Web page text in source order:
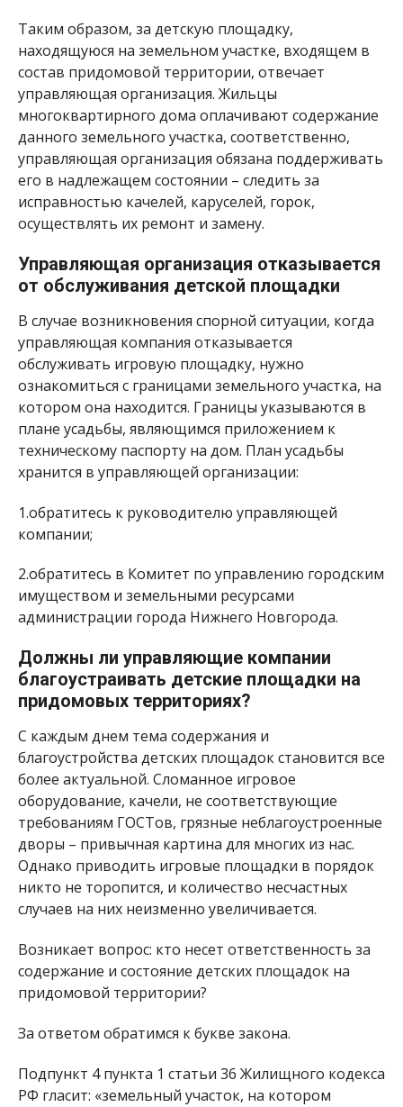
Таким образом, за детскую площадку,
находящуюся на земельном участке, входящем в
состав придомовой территории, отвечает
управляющая организация. Жильцы
многоквартирного дома оплачивают содержание
данного земельного участка, соответственно,
управляющая организация обязана поддерживать
его в надлежащем состоянии – следить за
исправностью качелей, каруселей, горок,
осуществлять их ремонт и замену.
Управляющая организация отказывается
от обслуживания детской площадки
В случае возникновения спорной ситуации, когда
управляющая компания отказывается
обслуживать игровую площадку, нужно
ознакомиться с границами земельного участка, на
котором она находится. Границы указываются в
плане усадьбы, являющимся приложением к
техническому паспорту на дом. План усадьбы
хранится в управляющей организации:
1.обратитесь к руководителю управляющей
компании;
2.обратитесь в Комитет по управлению городским
имуществом и земельными ресурсами
администрации города Нижнего Новгорода.
Должны ли управляющие компании
благоустраивать детские площадки на
придомовых территориях?
С каждым днем тема содержания и
благоустройства детских площадок становится все
более актуальной. Сломанное игровое
оборудование, качели, не соответствующие
требованиям ГОСТов, грязные неблагоустроенные
дворы – привычная картина для многих из нас.
Однако приводить игровые площадки в порядок
никто не торопится, и количество несчастных
случаев на них неизменно увеличивается.
Возникает вопрос: кто несет ответственность за
содержание и состояние детских площадок на
придомовой территории?
За ответом обратимся к букве закона.
Подпункт 4 пункта 1 статьи 36 Жилищного кодекса
РФ гласит: «земельный участок, на котором